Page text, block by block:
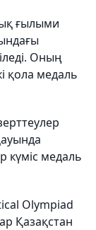
ғылыми
Оның
қола медаль
күміс медаль
Olympiad
Қазақстан